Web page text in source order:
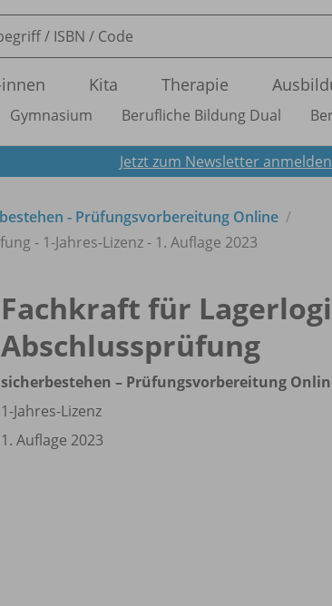
Kita Therapie
Gymnasium Berufliche Bildung Dual
Jetzt zum Newsletter
- Prüfungsvorbereitung Online
- 1-Jahres-Lizenz - 1. Auflage 2023
Fachkraft für
Abschlussprüfung
sicherbestehen – Prüfungsvorbereitung
1-Jahres-Lizenz
1. Auflage 2023